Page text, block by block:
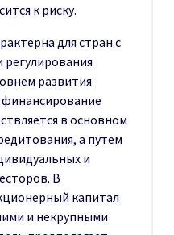
к риску.
для стран с
развития
в основном
а путем
и
В
капитал
и некрупными